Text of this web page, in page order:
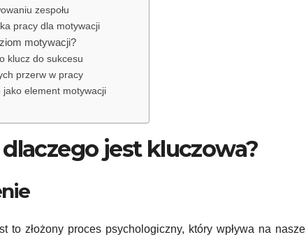
zespołu
pracy dla motywacji
motywacji?
klucz do sukcesu
przerw w pracy
jako element motywacji
jest kluczowa?
to złożony proces psychologiczny, który wpływa na nasze